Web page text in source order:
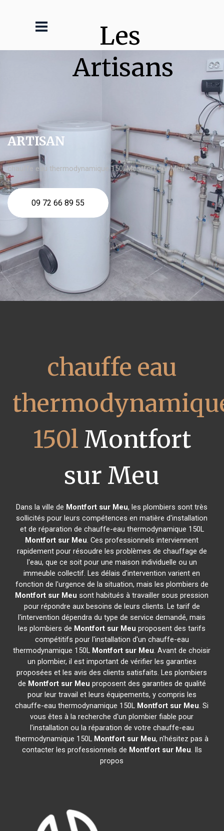
Les
Artisans
ARTISAN
chauffe eau thermodynamique 150l Montfort sur Meu
09 72 66 89 55
chauffe eau
150l Montfort
sur Meu
Dans la ville de Montfort sur Meu, les plombiers sont très
sollicités pour leurs compétences en matière d'installation
et de réparation de chauffe-eau thermodynamique 150L
Montfort sur Meu. Ces professionnels interviennent
rapidement pour résoudre les problèmes de chauffage de
l'eau, que ce soit pour une maison individuelle ou un
immeuble collectif. Les délais d'intervention varient en
fonction de l'urgence de la situation, mais les plombiers de
Montfort sur Meu sont habitués à travailler sous pression
pour répondre aux besoins de leurs clients. Le tarif de
l'intervention dépendra du type de service demandé, mais
les plombiers de Montfort sur Meu proposent des tarifs
compétitifs pour l'installation d'un chauffe-eau
thermodynamique 150L Montfort sur Meu. Avant de choisir
un plombier, il est important de vérifier les garanties
proposées et les avis des clients satisfaits. Les plombiers
de Montfort sur Meu proposent des garanties de qualité
pour leur travail et leurs équipements, y compris les
chauffe-eau thermodynamique 150L Montfort sur Meu. Si
vous êtes à la recherche d'un plombier fiable pour
l'installation ou la réparation de votre chauffe-eau
thermodynamique 150L Montfort sur Meu, n'hésitez pas à
contacter les professionnels de Montfort sur Meu. Ils
propos